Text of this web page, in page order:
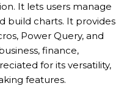
It lets users manage
build charts. It provides
Power Query, and
finance,
for its versatility,
features.